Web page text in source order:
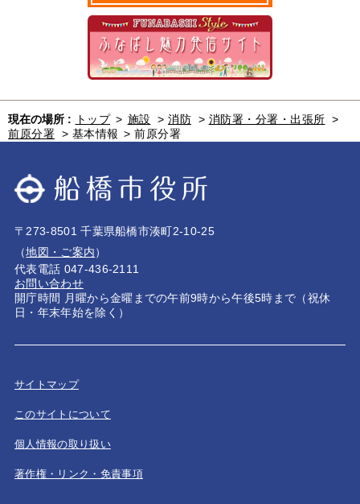
現在の場所 : トップ > 施設 > 消防 > 消防署・分署・出張所 >
前原分署 > 基本情報 > 前原分署
〒273-8501 千葉県船橋市湊町2-10-25
（地図・ご案内）
代表電話 047-436-2111
お問い合わせ
開庁時間 月曜から金曜までの午前9時から午後5時まで（祝休
日・年末年始を除く）
サイトマップ
このサイトについて
個人情報の取り扱い
著作権・リンク・免責事項